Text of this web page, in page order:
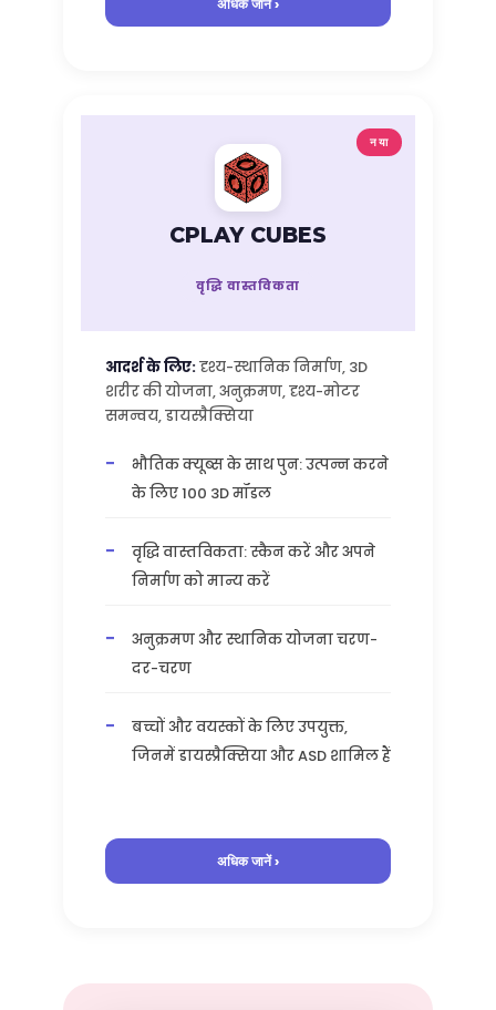
अधिक जानें ›
नया
CPLAY CUBES
वृद्धि वास्तविकता
आदर्श के लिए:दृश्य-स्थानिक निर्माण, 3D
शरीर की योजना, अनुक्रमण, दृश्य-मोटर
समन्वय, डायस्प्रैक्सिया
भौतिक क्यूब्स के साथ पुन: उत्पन्न करने
के लिए 100 3D मॉडल
वृद्धि वास्तविकता: स्कैन करें और अपने
निर्माण को मान्य करें
अनुक्रमण और स्थानिक योजना चरण-
दर-चरण
बच्चों और वयस्कों के लिए उपयुक्त,
जिनमें डायस्प्रैक्सिया और ASD शामिल हैं
अधिक जानें ›